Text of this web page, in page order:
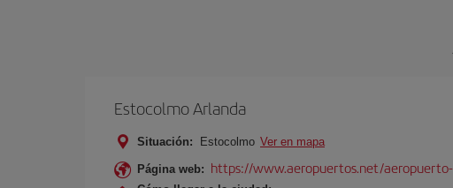
Estocolmo Arlanda
Situación: Estocolmo Ver en mapa
Página web: https://www.aeropuertos.net/